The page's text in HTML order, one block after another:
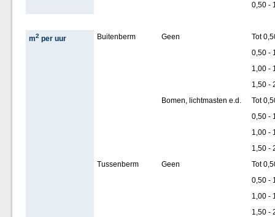
0,50 -
m2per uur Buitenberm Geen
Tot
0,50 -
1,00 -
1,50 -
Bomen, lichtmasten e.d.
Tot
0,50 -
1,00 -
1,50 -
Tussenberm
Geen
Tot
0,50 -
1,00 -
1,50 -